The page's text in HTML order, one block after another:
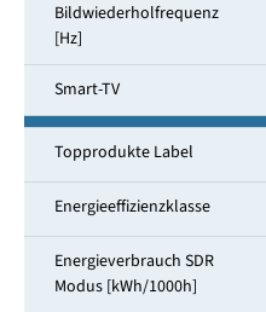
Bildwiederholfrequenz
[Hz]
Smart-TV
Topprodukte Label
Energieeffizienzklasse
Energieverbrauch SDR
Modus [kWh/1000h]